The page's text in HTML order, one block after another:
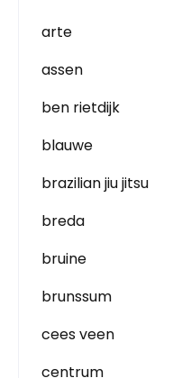
arte
assen
ben rietdijk
blauwe
brazilian jiu jitsu
breda
bruine
brunssum
cees veen
centrum